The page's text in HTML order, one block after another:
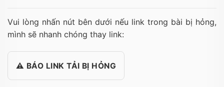
Vui lòng nhấn nút bên dưới nếu link trong bài bị hỏng,
mình sẽ nhanh chóng thay link:
⚠️ BÁO LINK TẢI BỊ HỎNG